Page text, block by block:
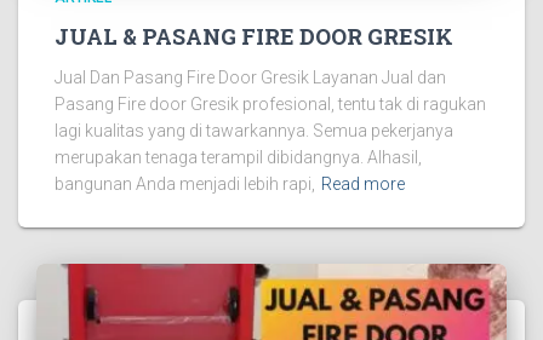
JUAL & PASANG FIRE DOOR GRESIK
Jual Dan Pasang Fire Door Gresik Layanan Jual dan
Pasang Fire door Gresik profesional, tentu tak di ragukan
lagi kualitas yang di tawarkannya. Semua pekerjanya
merupakan tenaga terampil dibidangnya. Alhasil,
bangunan Anda menjadi lebih rapi,
Read more